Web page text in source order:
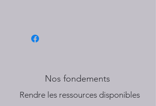
Nos fondements
​Rendre les ressources disponibles